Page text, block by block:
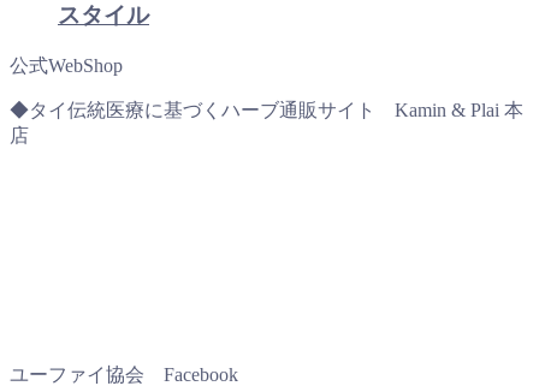
スタイル
公式WebShop
◆タイ伝統医療に基づくハーブ通販サイト Kamin & Plai 本
店
ユーファイ協会 Facebook